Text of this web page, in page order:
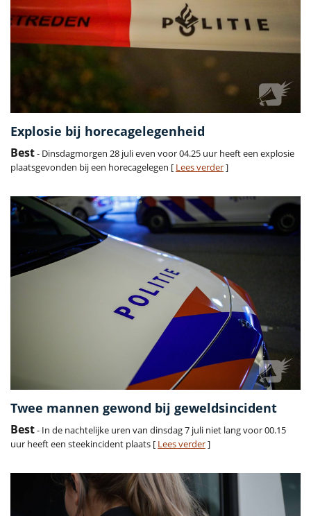
Explosie bij horecagelegenheid
Best- Dinsdagmorgen 28 juli even voor 04.25 uur heeft een explosie
plaatsgevonden bij een horecagelegen [ Lees verder]
Twee mannen gewond bij geweldsincident
Best- In de nachtelijke uren van dinsdag 7 juli niet lang voor 00.15
uur heeft een steekincident plaats [ Lees verder]